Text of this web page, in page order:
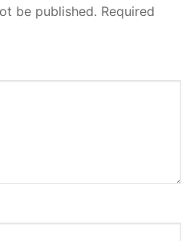
be published. Required